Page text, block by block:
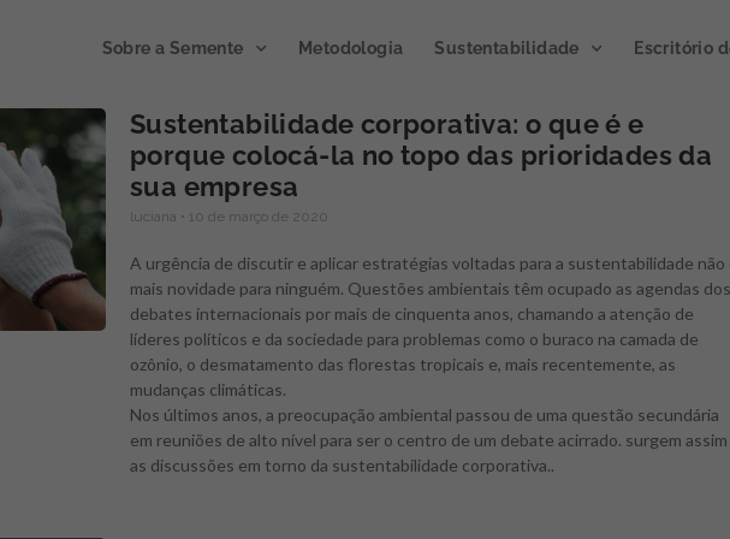
Sobre a Semente Metodologia Sustentabilidade Escritório
Sustentabilidade corporativa: o que é e
porque colocá-la no topo das prioridades da
sua empresa
luciana 10 de março de 2020
A urgência de discutir e aplicar estratégias voltadas para a sustentabilidade não
mais novidade para ninguém. Questões ambientais têm ocupado as agendas dos
debates internacionais por mais de cinquenta anos, chamando a atenção de
líderes políticos e da sociedade para problemas como o buraco na camada de
ozônio, o desmatamento das florestas tropicais e, mais recentemente, as
mudanças climáticas.
Nos últimos anos, a preocupação ambiental passou de uma questão secundária
em reuniões de alto nível para ser o centro de um debate acirrado. surgem assim
as discussões em torno da sustentabilidade corporativa..
Publicação de
impacto 2023
A publicação divulga os
resultados de ações e atividades
de inovação gerados por meio
de programas e projetos
executados junto a clientes e
parceiros.
Gerando atmosferas
inovação.
Novo
Semente, já disponível